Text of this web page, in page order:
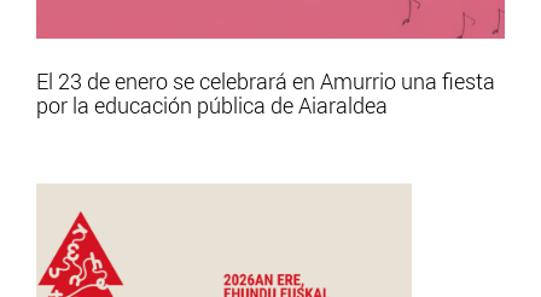
El 23 de enero se celebrará en Amurrio una fiesta
por la educación pública de Aiaraldea